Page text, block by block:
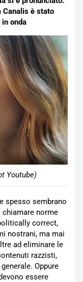
Canalis è stato
onda
Youtube)
spesso sembrano
norme
correct,
nostrani, ma mai
ad eliminare le
razzisti,
Oppure
essere